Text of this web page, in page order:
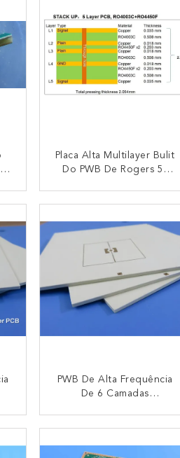
Placa Alta Multilayer Bulit
Do PWB De Rogers 5-
CONTACTO
PWB De Alta Frequência
De 6 Camadas
Altímetro De Radar
CONTACTO